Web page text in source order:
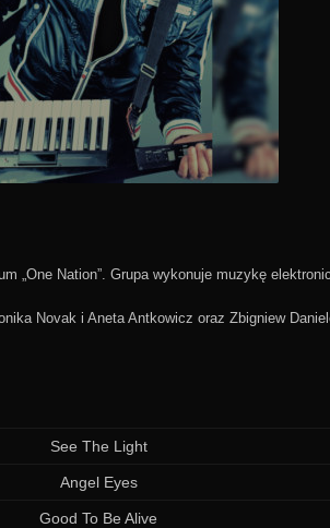
„One Nation”. Grupa wykonuje muzykę
Novak i Aneta Antkowicz oraz Zbigniew
See The Light
Angel Eyes
Good To Be Alive